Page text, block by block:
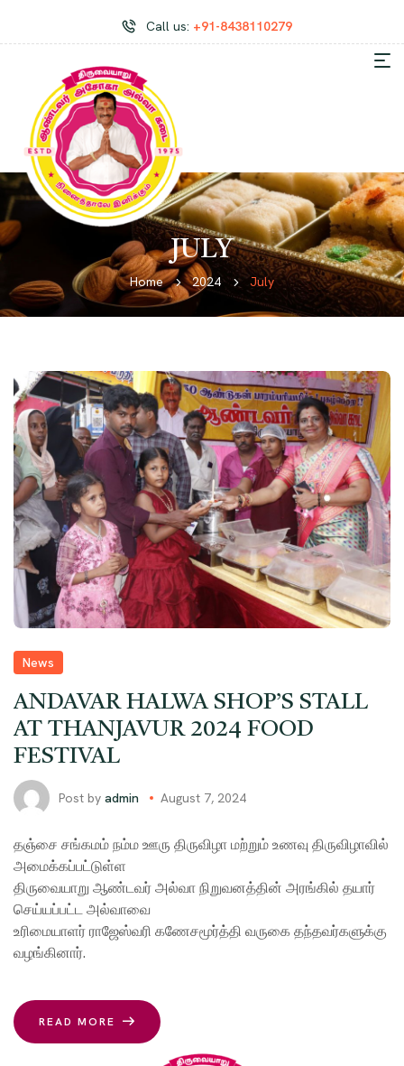
Call us: +91-8438110279
JULY
Home 2024 July
News
ANDAVAR HALWA SHOP’S STALL
AT THANJAVUR 2024 FOOD
FESTIVAL
August 7, 2024
Post by admin
தஞ்சை சங்கமம் நம்ம ஊரு திருவிழா மற்றும் உணவு திருவிழாவில்
அமைக்கப்பட்டுள்ள
திருவையாறு ஆண்டவர் அல்வா நிறுவனத்தின் அரங்கில் தயார்
செய்யப்பட்ட அல்வாவை
உரிமையாளர் ராஜேஸ்வரி கணேசமூர்த்தி வருகை தந்தவர்களுக்கு
வழங்கினார்.
READ MORE